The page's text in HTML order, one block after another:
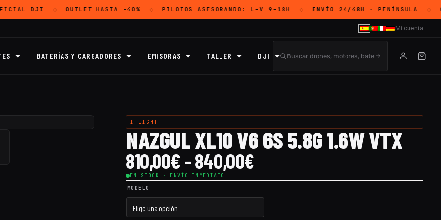
DJI OUTLET HASTA -40% PILOTOS ASESORANDO: L–V 9–18H ENVÍO 24/48H· PENÍNSULA
Mi cuenta
BATERÍAS Y CARGADORES EMISORAS TALLER DJI
IFLIGHT
NAZGUL XL10 V6 6S 5.8G 1.6W VTX
810,00€ -840,00€
EN STOCK · ENVÍO INMEDIATO
MODELO